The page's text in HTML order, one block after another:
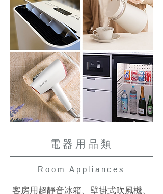
電器用品類
Room Appliances
客房用超靜音冰箱、壁掛式吹風機、